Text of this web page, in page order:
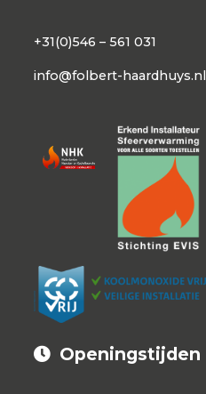
+31(0)546 – 561 031
info@folbert-haardhuys.nl
Openingstijden